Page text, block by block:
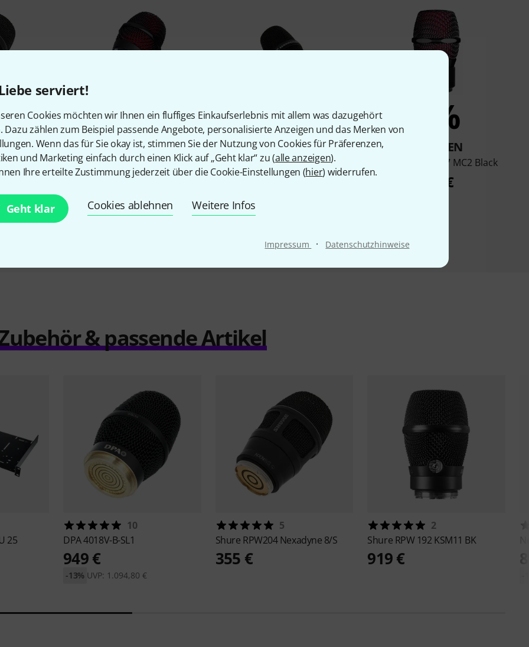
serviert!
Cookies möchten wir Ihnen ein fluffiges Einkaufserlebnis mit allem was dazugehört
Dazu zählen zum Beispiel passende Angebote, personalisierte Anzeigen und das Merken von
Wenn das für Sie okay ist, stimmen Sie der Nutzung von Cookies für Präferenzen,
und Marketing einfach durch einen Klick auf „Geht klar“ zu (alle anzeigen).
Ihre erteilte Zustimmung jederzeit über die Cookie-Einstellungen (hier) widerrufen.
Geht klar Cookies ablehnen Weitere Infos
Impressum · Datenschutzhinweise
8/S
6%
KAUFTEN
SE Electronics V7 MC1 Black
138 €
5%
KAUFTEN
Sennheiser MMD 945-1 BK
189 €
4%
KAUFTEN
SE Electronics V7 MC2 Black
138 €
& passende Artikel
25
10
DPA4018V-B-SL1
949 €
UVP: 1.094,80 €
-13%
5
Shure RPW204 Nexadyne 8/S
355 €
2
Shure RPW 192 KSM11 BK
919 €